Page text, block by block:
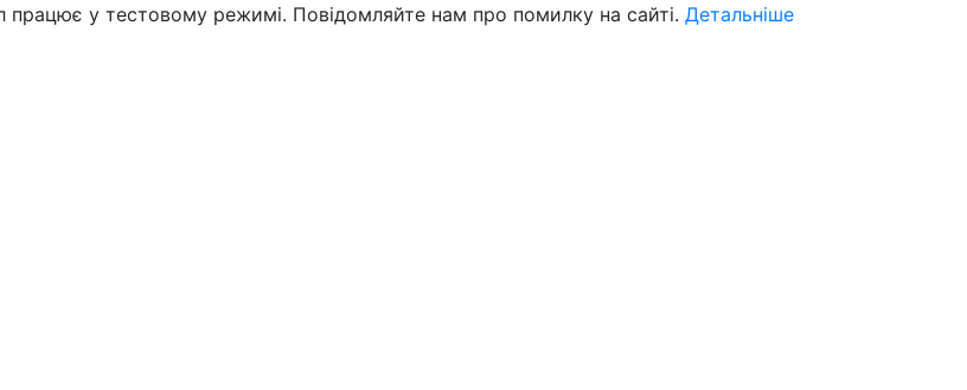
працює у тестовому режимі. Повідомляйте нам про помилку на сайті. Детальніше